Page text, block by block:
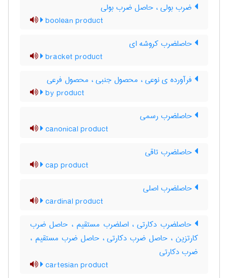
ضرب بولی ، حاصل ضرب بولی
boolean product
حاصلضرب کروشه ای
bracket product
فرآورده ی نوعی ، محصول جنبی ، محصول فرعی
by product
حاصلضرب رسمی
canonical product
حاصلضرب تاقی
cap product
حاصلضرب اصلی
cardinal product
حاصلضرب دکارتی ، اصلضرب مستقیم ، حاصل ضرب
کارتزین ، حاصل ضرب دکارتی ، حاصل ضرب مستقیم ،
ضرب دکارتی
cartesian product